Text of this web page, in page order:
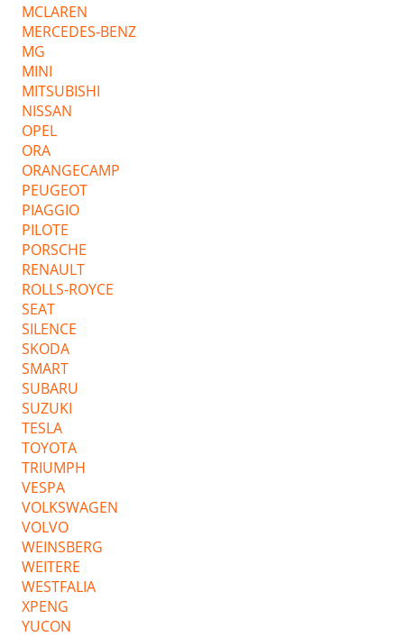
MCLAREN
MERCEDES-BENZ
MG
MINI
MITSUBISHI
NISSAN
OPEL
ORA
ORANGECAMP
PEUGEOT
PIAGGIO
PILOTE
PORSCHE
RENAULT
ROLLS-ROYCE
SEAT
SILENCE
SKODA
SMART
SUBARU
SUZUKI
TESLA
TOYOTA
TRIUMPH
VESPA
VOLKSWAGEN
VOLVO
WEINSBERG
WEITERE
WESTFALIA
XPENG
YUCON